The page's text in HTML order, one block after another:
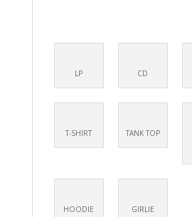
LP CD
T-SHIRT TANK TOP
HOODIE GIRLIE